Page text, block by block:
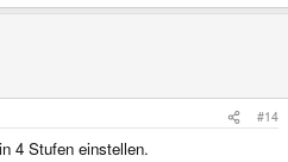
#14
4 Stufen einstellen.